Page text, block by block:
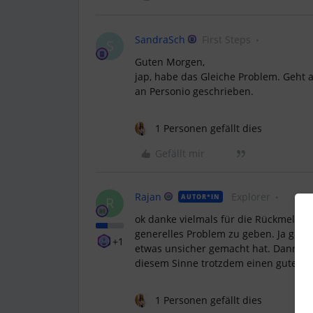
S SandraSch
First Steps
Guten Morgen,
jap, habe das Gleiche Problem.
an Personio geschrieben.
1 Personen gefällt dies
Gefällt mir
R
+1
Rajan AUTOR*IN
Explorer
ok danke vielmals für die
generelles Problem zu geben. Ja
etwas unsicher gemacht hat. Dann
diesem Sinne trotzdem einen guten
1 Personen gefällt dies